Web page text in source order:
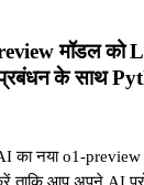
मॉडल को
के साथ
का नया o1-
ताकि आप अपने AI